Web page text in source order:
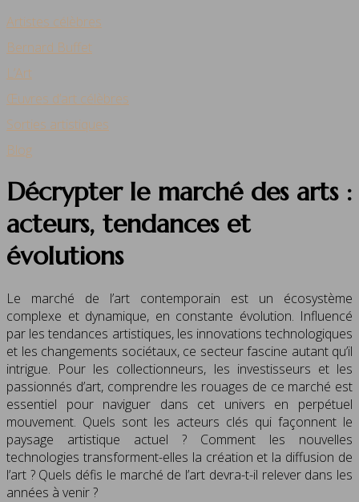
Artistes célèbres
Bernard Buffet
L’Art
Œuvres d’art célèbres
Sorties artistiques
Blog
Décrypter le marché des arts :
acteurs, tendances et
évolutions
Le marché de l’art contemporain est un écosystème
complexe et dynamique, en constante évolution. Influencé
par les tendances artistiques, les innovations technologiques
et les changements sociétaux, ce secteur fascine autant qu’il
intrigue. Pour les collectionneurs, les investisseurs et les
passionnés d’art, comprendre les rouages de ce marché est
essentiel pour naviguer dans cet univers en perpétuel
mouvement. Quels sont les acteurs clés qui façonnent le
paysage artistique actuel ? Comment les nouvelles
technologies transforment-elles la création et la diffusion de
l’art ? Quels défis le marché de l’art devra-t-il relever dans les
années à venir ?